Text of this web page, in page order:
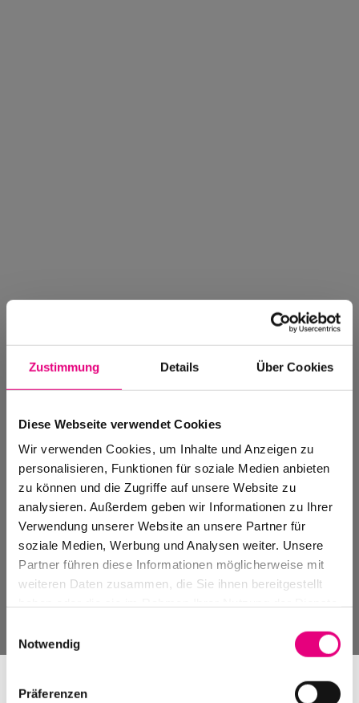
Zustimmung Details Über Cookies
Diese Webseite verwendet Cookies
Wir verwenden Cookies, um Inhalte und Anzeigen zu
personalisieren, Funktionen für soziale Medien anbieten
zu können und die Zugriffe auf unsere Website zu
analysieren. Außerdem geben wir Informationen zu Ihrer
Verwendung unserer Website an unsere Partner für
soziale Medien, Werbung und Analysen weiter. Unsere
Partner führen diese Informationen möglicherweise mit
weiteren Daten zusammen, die Sie ihnen bereitgestellt
Notwendig
Präferenzen
Art of the Duo